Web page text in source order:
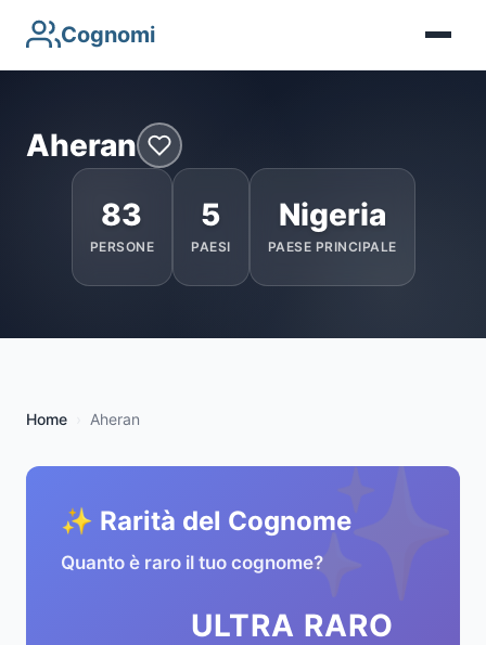
Cognomi
Aheran
83
PERSONE
5
PAESI
Nigeria
PAESE PRINCIPALE
Home Aheran
✨
✨ Rarità del Cognome
Quanto è raro il tuo cognome?
ULTRA RARO